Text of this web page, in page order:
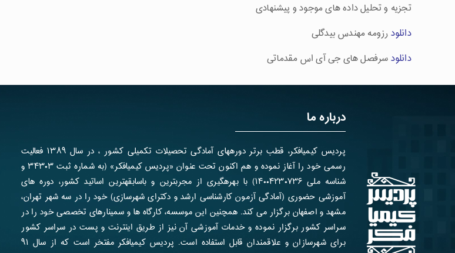
تجزیه و تحلیل داده های موجود و پیشنهادی
دانلود رزومه مهندس بیدگلی
دانلود سرفصل های جی آی اس مقدماتی
درباره ما
پردیس کیمیافکر، قطب برتر دوره­های آمادگی تحصیلات تکمیلی کشور ، در سال ۱۳۸۹ فعالیت
رسمی خود را آغاز نموده و هم اکنون تحت عنوان «پردیس کیمیافکر» (به شماره ثبت ۳۴۳۰۳ و
شناسه ملی ۱۴۰۰۴۲۳۰۷۳۶) با بهره­گیری از مجرب­ترین و باسابقه­ترین اساتید کشور، دوره های
آموزشی حضوری (آمادگی آزمون کارشناسی ارشد و دکترای شهرسازی) خود را در سه شهر تهران،
مشهد و اصفهان برگزار می کند. همچنین این موسسه، کارگاه ها و سمینارهای تخصصی خود را در
سراسر کشور برگزار نموده و خدمات آموزشی آن نیز از طریق اینترنت و پست در سراسر کشور
برای شهرسازان و علاقمندان قابل استفاده است. پردیس کیمیافکر مفتخر است که از سال ۹۱